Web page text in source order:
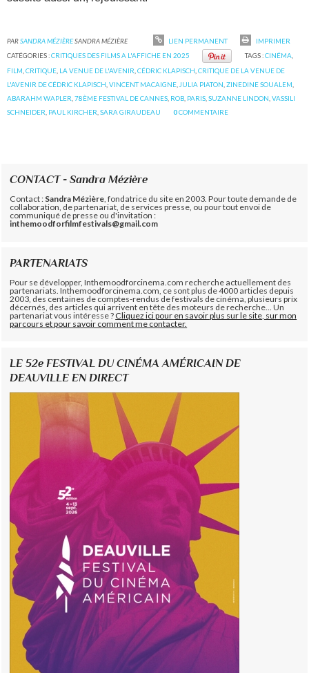
PARSANDRA MÉZIÈRESANDRA MÉZIÈRE LIEN PERMANENT
IMPRIMER
CATÉGORIES :CRITIQUES DES FILMS A L'AFFICHE EN 2025 TAGS :CINÉMA
FILM ,CRITIQUE LA VENUE DE L'AVENIR ,CÉDRIC KLAPISCH ,CRITIQUE DE LA VENUE DE
L'AVENIR DE CÉDRIC KLAPISCH ,VINCENT MACAIGNE JULIA PIATON ,ZINEDINE SOUALEM
ABARAHM WAPLER ,78ÈME FESTIVAL DE CANNES ROB PARIS ,SUZANNE LINDON ,VASSILI
SCHNEIDER PAUL KIRCHER ,SARA GIRAUDEAU 0COMMENTAIRE
CONTACT - Sandra Mézière
Contact : Sandra Mézière , fondatrice du site en 2003. Pour toute demande de
collaboration, de partenariat, de services presse, ou pour tout envoi de
communiqué de presse ou d'invitation :
inthemoodforfilmfestivals@gmail.com
PARTENARIATS
Pour se développer, Inthemoodforcinema.com recherche actuellement des
partenariats. Inthemoodforcinema.com, ce sont plus de 4000 articles depuis
2003, des centaines de comptes-rendus de festivals de cinéma, plusieurs prix
décernés, des articles qui arrivent en tête des moteurs de recherche... Un
partenariat vous intéresse ?Cliquez ici pour en savoir plus sur le site, sur mon
parcours et pour savoir comment me contacter.
LE 52e FESTIVAL DU CINÉMA AMÉRICAIN DE
DEAUVILLE EN DIRECT